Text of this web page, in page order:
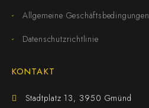
Allgemeine Geschäftsbedingungen
Datenschutzrichtlinie
KONTAKT
Stadtplatz 13, 3950 Gmünd